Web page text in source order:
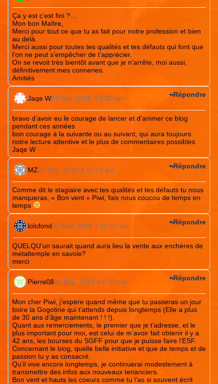
Ça y est c’est fini ?…
Mon bon Maître,
Merci pour tout ce que tu as fait pour notre profession et bien
au delà.
Merci aussi pour toutes tes qualités et tes défauts qui font que
l’on ne peut s’empêcher de t’apprécier.
On se revoit très bientôt avant que je n’arrête, moi aussi,
définitivement mes conneries.
Amitiés
Jaqe W27 Mai. 2016 à 9:20 am
bravo d’avoir eu le courage de lancer et d’animer ce blog
pendant ces années
bon courage à la suivante ou au suivant, qui aura toujours
notre lecture attentive et le plus de commentaires possibles
Jaqe W
Répondre
MZ27 Mai. 2016 à 11:13 am
Comme dit le stagiaire avec tes qualités et tes défauts tu nous
manqueras, « Bon vent » Piwi, fais nous coucou de temps en
temps
Répondre
lolofond27 Mai. 2016 à 11:27 am
QUELQU’un saurait quand aura lieu la vente aux enchères de
metaltemple en savoie?
merci
Répondre
Pierre0827 Mai. 2016 à 5:27 pm
Mon cher Piwi, j’espère quand même que tu passeras un jour
boire la Gogotine qui t’attends depuis longtemps (Elle a plus
de 30 ans d’âge maintenant ! ! !).
Quant aux remerciements, le premier que je t’adresse, et le
plus important pour moi, est celui de m’avoir fait obtenir il y a
42 ans, les bourses du SGFF pour que je puisse faire l’ESF.
Concernant le blog, quelle belle initiative et que de temps et de
passion tu y as consacré.
Qu’il vive encore longtemps, je continuerai modestement à
transmettre des infos aux nouveaux tenanciers.
Bon vent et hauts les coeurs comme tu l’as si souvent écrit
Répondre